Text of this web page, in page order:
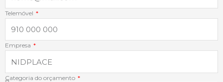
-
f
-
i
n
m
Telemóvel
Empresa
Categoria do orçamento